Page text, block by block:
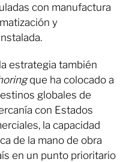
con manufactura
y
estrategia también
que ha colocado a
globales de
con Estados
la capacidad
de la mano de obra
en un punto prioritario